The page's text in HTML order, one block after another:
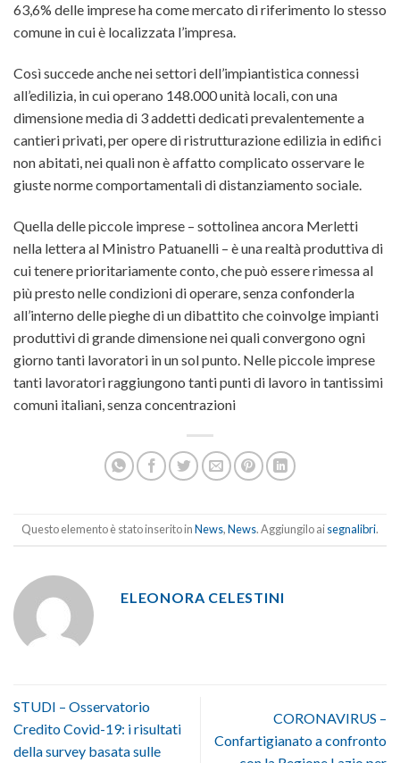
63,6% delle imprese ha come mercato di riferimento lo stesso
comune in cui è localizzata l’impresa.
Così succede anche nei settori dell’impiantistica connessi
all’edilizia, in cui operano 148.000 unità locali, con una
dimensione media di 3 addetti dedicati prevalentemente a
cantieri privati, per opere di ristrutturazione edilizia in edifici
non abitati, nei quali non è affatto complicato osservare le
giuste norme comportamentali di distanziamento sociale.
Quella delle piccole imprese – sottolinea ancora Merletti
nella lettera al Ministro Patuanelli – è una realtà produttiva di
cui tenere prioritariamente conto, che può essere rimessa al
più presto nelle condizioni di operare, senza confonderla
all’interno delle pieghe di un dibattito che coinvolge impianti
produttivi di grande dimensione nei quali convergono ogni
giorno tanti lavoratori in un sol punto. Nelle piccole imprese
tanti lavoratori raggiungono tanti punti di lavoro in tantissimi
comuni italiani, senza concentrazioni
Questo elemento è stato inserito inNews,News. Aggiungilo aisegnalibri.
ELEONORA CELESTINI
STUDI – Osservatorio
Credito Covid-19: i risultati
della survey basata sulle
CORONAVIRUS –
Confartigianato a confronto